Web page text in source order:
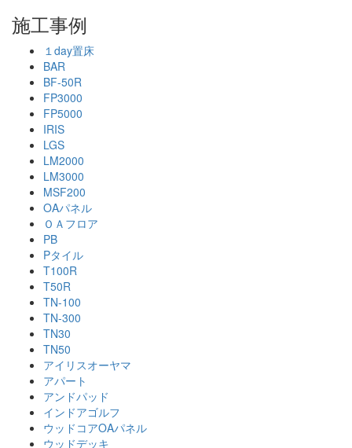
施工事例
１day置床
BAR
BF-50R
FP3000
FP5000
IRIS
LGS
LM2000
LM3000
MSF200
OAパネル
ＯＡフロア
PB
Pタイル
T100R
T50R
TN-100
TN-300
TN30
TN50
アイリスオーヤマ
アパート
アンドパッド
インドアゴルフ
ウッドコアOAパネル
ウッドデッキ